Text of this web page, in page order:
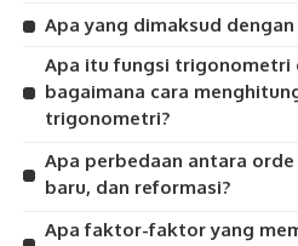
Apa yang dimaksud
Apa itu fungsi trigonometri
bagaimana cara
trigonometri?
Apa perbedaan antara
baru, dan reformasi?
Apa faktor-faktor yang